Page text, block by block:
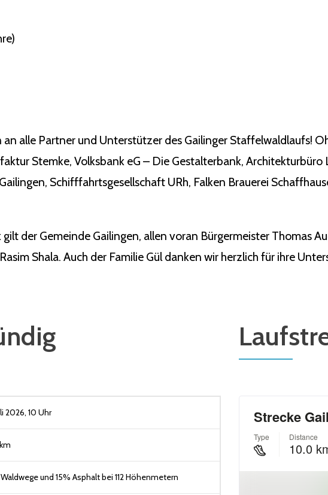
an alle Partner und Unterstützer des Gailinger Staffelwaldlaufs!
Stemke, Volksbank eG – Die Gestalterbank,
Schifffahrtsgesellschaft URh, Falken Brauerei
der Gemeinde Gailingen, allen voran Bürgermeister Thomas
Shala. Auch der Familie Gül danken wir herzlich für ihre
2026, 10 Uhr
und 15% Asphalt bei 112 Höhenmetern